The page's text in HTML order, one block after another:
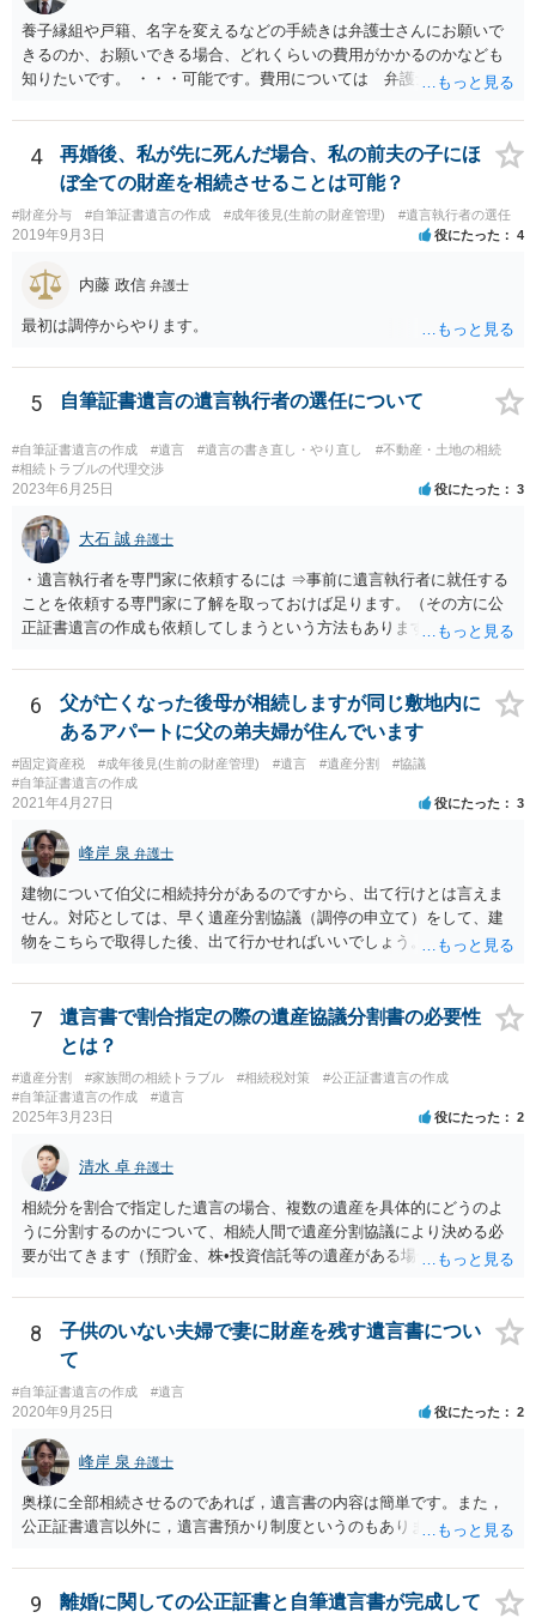
養子縁組や戸籍、名字を変えるなどの手続きは弁護士さんにお願いで
きるのか、お願いできる場合、どれくらいの費用がかかるのかなども
知りたいです。 ・・・可能です。費用については 弁護士と直接面談
ています。 やはり、成人した子のことまでごちゃごちゃ考えず、自分
の事だけ考えるべきなのでしょうか ・・・お子さんの事をまで含め良
い解決案があればお悩みになるのは当然と言えば当然のことです。 彼
と親子関係を結びたいと思っているが、名字は変えたくない・・・養
子縁組の必要があり 氏も変更することになります。 しかし 彼は成人
しているとは言え、自分の子と私の連れ子、全て平等にしたいと希
望。もちろん私もそうできればと思います。 ・・・婚姻前の契約 あ
るいは 遺言書などで その意思を実現する方法はあります。 弁護
士に相談してみてください。
4
再婚後、私が先に死んだ場合、私の前夫の子にほ
ぼ全ての財産を相続させることは可能？
#財産分与 #自筆証書遺言の作成 #成年後見(生前の財産管理) #遺言執行者の選任
2019年9月3日 役にたった 4
内藤 政信 弁護士
最初は調停からやります。
5 自筆証書遺言の遺言執行者の選任について
#自筆証書遺言の作成 #遺言 #遺言の書き直し・やり直し
#不動産・土地の相続
#相続トラブルの代理交渉
2023年6月25日 役にたった 3
大石 誠 弁護士
・遺言執行者を専門家に依頼するには ⇒事前に遺言執行者に就任する
ことを依頼する専門家に了解を取っておけば足ります。（その方に公
正証書遺言の作成も依頼してしまうという方法もあります） 事前に了
ません。 遺言執行者に就任し、遺言執行が完了したときの報酬だけ、
弁護士費用としてかかります。 ・亡くなった際に、法務局に預けた自
筆証書遺言の存在を親族がなかったものにされる可能性 ⇒自筆の遺言
書を法務局に保管した場合、死亡後、法務局に遺言書の有無を照会す
ることになりますので、「法務局に預けた自筆証書遺言の存在を親族
がなかったもの」にすることはできません。 存在をなかったものにす
がありえますが、その予防方法は、遺言者と面談してみないと判断が
難しいです。
6
父が亡くなった後母が相続しますが同じ敷地内に
あるアパートに父の弟夫婦が住んでいます
#固定資産税 #成年後見(生前の財産管理) #遺言 #遺産分割
#協議
#自筆証書遺言の作成
2021年4月27日 役にたった 3
峰岸 泉 弁護士
建物について伯父に相続持分があるのですから、出て行けとは言えま
せん。対応としては、早く遺産分割協議（調停の申立て）をして、建
物をこちらで取得した後、出て行かせればいいでしょう。 建物の固定
っていない部分については請求すればいいと思います。 なお、家賃に
ついては、お父様自身が遺産分割手続をしなかったのですから、あき
らめるしかないと思います。
7
遺言書で割合指定の際の遺産協議分割書の必要性
とは？
#遺産分割 #家族間の相続トラブル #相続税対策
#公正証書遺言の作成
#自筆証書遺言の作成
#遺言
2025年3月23日 役にたった 2
清水 卓 弁護士
相続分を割合で指定した遺言の場合、複数の遺産を具体的にどうのよ
うに分割するのかについて、相続人間で遺産分割協議により決める必
要が出てきます（預貯金、株•投資信託等の遺産がある場合に、どの遺
投資信託は他の相続人にというような分け方をするのか等について
は、相続人間で遺産分割協議により決める必要があります）。
8
子供のいない夫婦で妻に財産を残す遺言書につい
て
#自筆証書遺言の作成 #遺言
2020年9月25日 役にたった 2
峰岸 泉 弁護士
奥様に全部相続させるのであれば，遺言書の内容は簡単です。また，
公正証書遺言以外に，遺言書預かり制度というのもあります。
9
離婚に関しての公正証書と自筆遺言書が完成して